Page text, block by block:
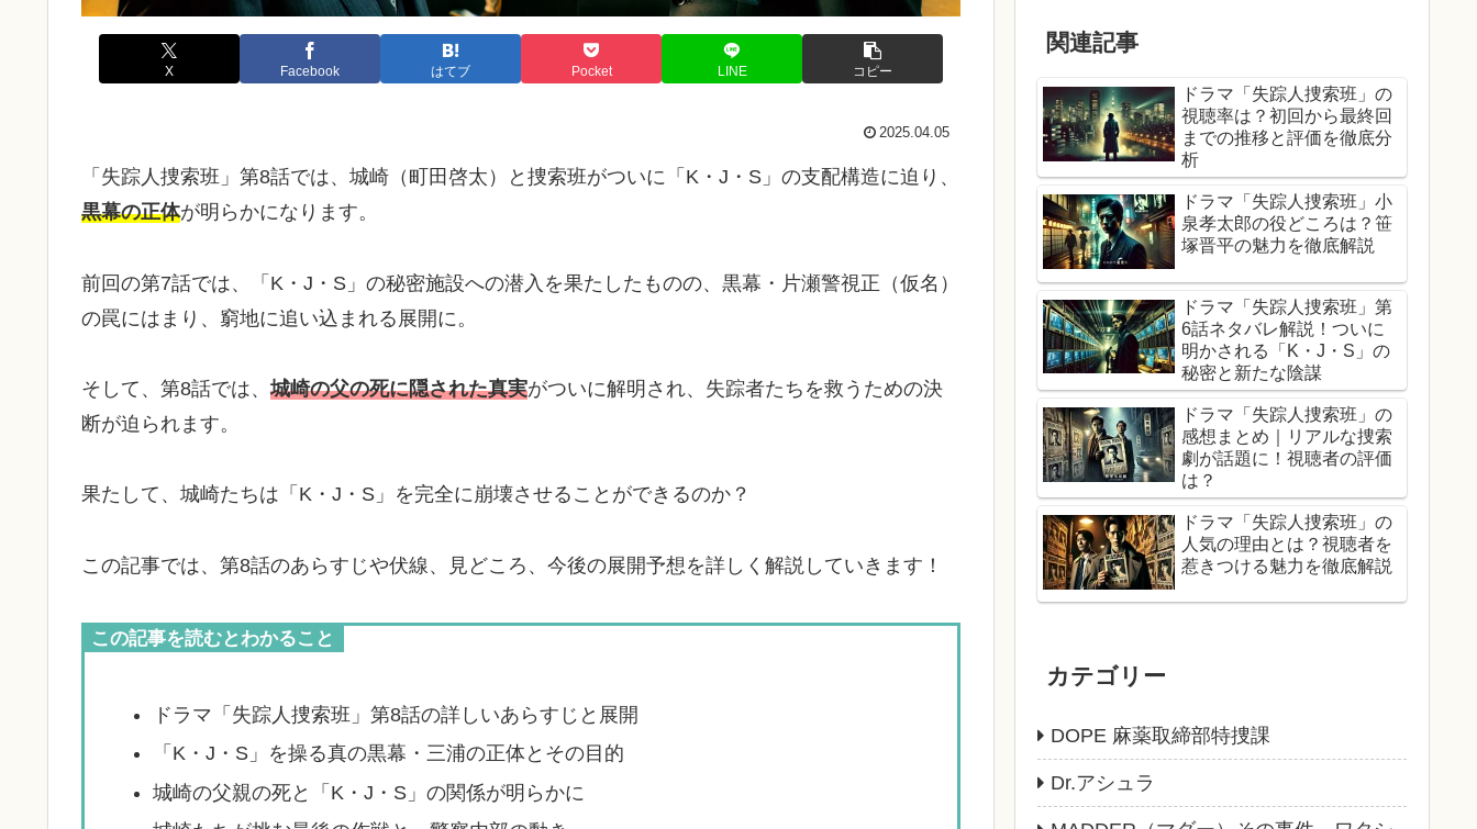
X Facebook はてブ Pocket LINE コピー
2025.04.05
「失踪人捜索班」第8話では、城崎（町田啓太）と捜索班がついに「K・J・S」の支配構造に迫り、
黒幕の正体が明らかになります。
前回の第7話では、「K・J・S」の秘密施設への潜入を果たしたものの、黒幕・片瀬警視正（仮名）
の罠にはまり、窮地に追い込まれる展開に。
そして、第8話では、城崎の父の死に隠された真実がついに解明され、失踪者たちを救うための決
断が迫られます。
果たして、城崎たちは「K・J・S」を完全に崩壊させることができるのか？
この記事では、第8話のあらすじや伏線、見どころ、今後の展開予想を詳しく解説していきます！
この記事を読むとわかること
ドラマ「失踪人捜索班」第8話の詳しいあらすじと展開
「K・J・S」を操る真の黒幕・三浦の正体とその目的
城崎の父親の死と「K・J・S」の関係が明らかに
関連記事
ドラマ「失踪人捜索班」の
視聴率は？初回から最終回
までの推移と評価を徹底分
析
ドラマ「失踪人捜索班」小
泉孝太郎の役どころは？笹
塚晋平の魅力を徹底解説
ドラマ「失踪人捜索班」第
6話ネタバレ解説！ついに
明かされる「K・J・S」の
秘密と新たな陰謀
ドラマ「失踪人捜索班」の
感想まとめ｜リアルな捜索
劇が話題に！視聴者の評価
は？
ドラマ「失踪人捜索班」の
人気の理由とは？視聴者を
惹きつける魅力を徹底解説
カテゴリー
DOPE 麻薬取締部特捜課
Dr.アシュラ